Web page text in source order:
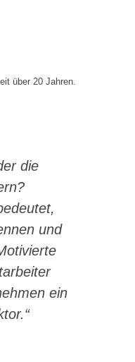
über 20 Jahren.
die
und
ein